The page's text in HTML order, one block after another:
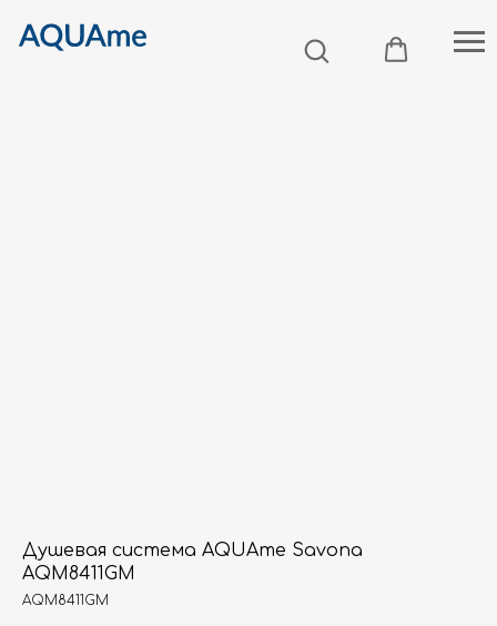
Душевая система AQUAme Savona
AQM8411GM
AQM8411GM